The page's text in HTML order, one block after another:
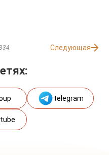
Следующая
telegram